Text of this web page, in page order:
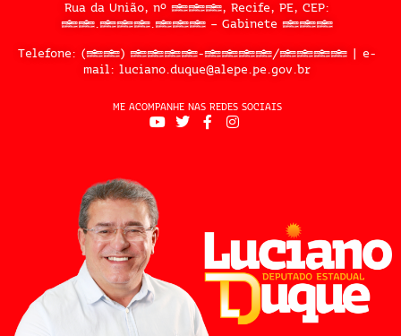
Rua da União, nº 397, Recife, PE, CEP:
50.050.909 – Gabinete 302
Telefone: (81) 3183-2467/2324 | e-
mail: luciano.duque@alepe.pe.gov.br
ME ACOMPANHE NAS REDES SOCIAIS